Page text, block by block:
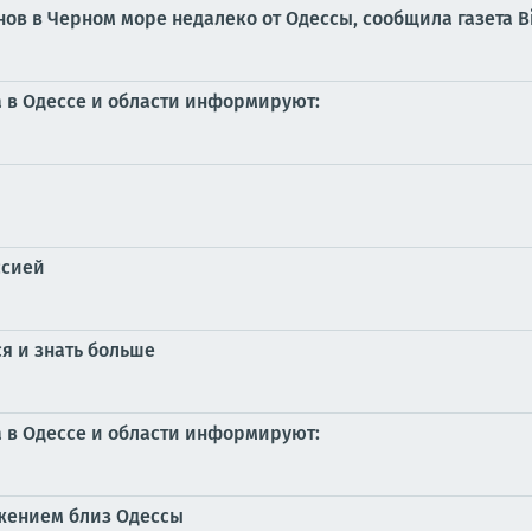
в Черном море недалеко от Одессы, сообщила газета
в Одессе и области информируют:
и знать больше
в Одессе и области информируют:
близ Одессы